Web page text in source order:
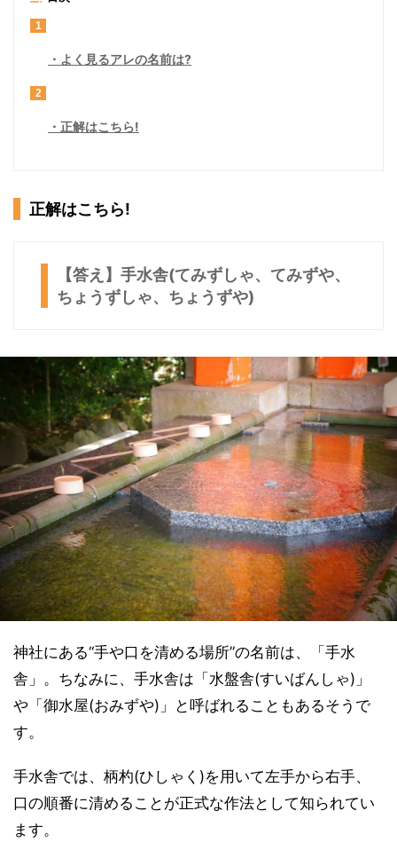
1
よく見るアレの名前は?
2
正解はこちら!
正解はこちら!
【答え】手水舎(てみずしゃ、てみずや、
ちょうずしゃ、ちょうずや)
神社にある“手や口を清める場所”の名前は、「手水
舎」。ちなみに、手水舎は「水盤舎(すいばんしゃ)」
や「御水屋(おみずや)」と呼ばれることもあるそうで
す。
手水舎では、柄杓(ひしゃく)を用いて左手から右手、
口の順番に清めることが正式な作法として知られてい
ます。